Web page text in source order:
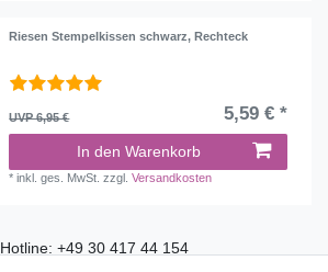
Riesen Stempelkissen schwarz, Rechteck
UVP 6,95 € 5,59 € *
In den Warenkorb
*inkl. ges. MwSt. zzgl.Versandkosten
Hotline: +49 30 417 44 154